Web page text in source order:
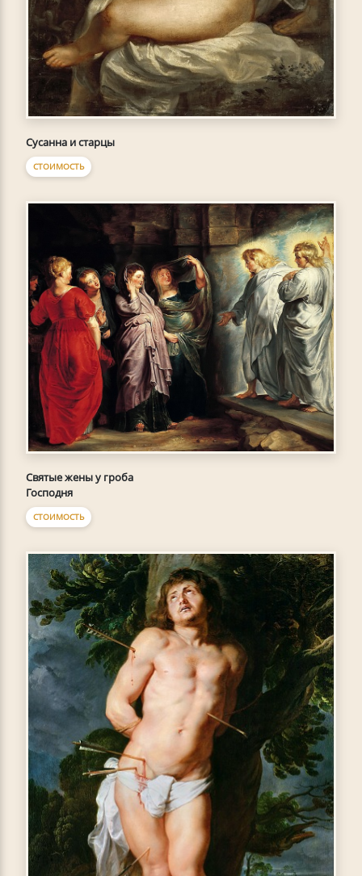
Сусанна и старцы
СТОИМОСТЬ
Святые жены у гроба
Господня
СТОИМОСТЬ